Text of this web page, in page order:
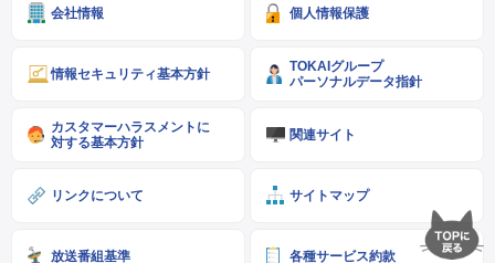
会社情報 個人情報保護
情報セキュリティ基本方針
TOKAIグループ
パーソナルデータ指針
カスタマーハラスメントに
対する基本方針
関連サイト
リンクについて サイトマップ
放送番組基準 各種サービス約款